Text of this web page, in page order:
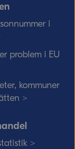
i
problem i EU
kommuner
>
>